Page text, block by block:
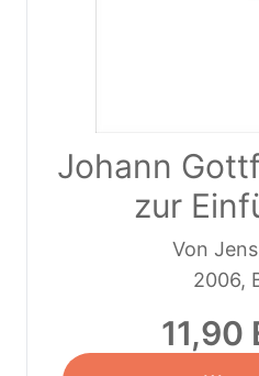
Johann
zur
Von
2006,
11,90